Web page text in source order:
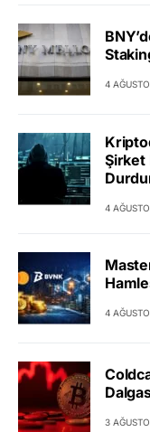
4
Şirket
4
4
3